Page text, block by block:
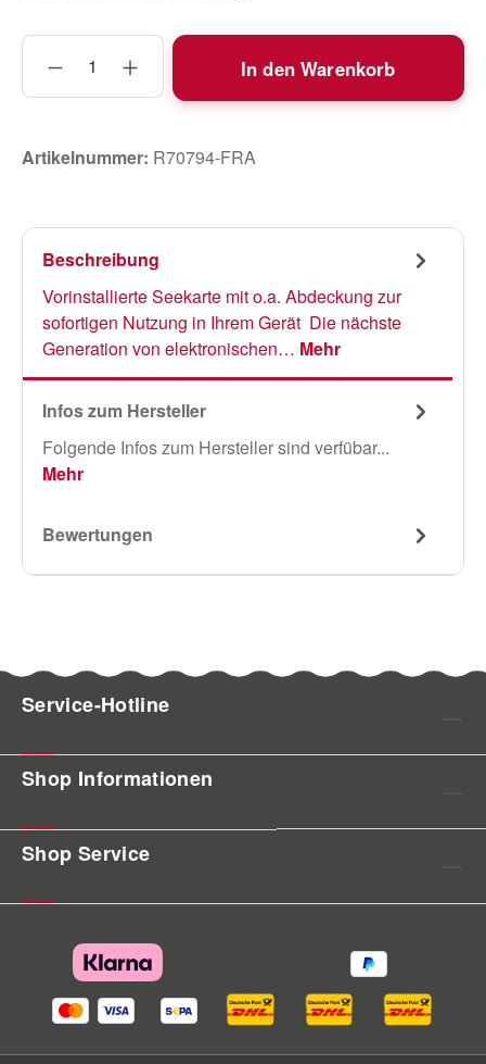
Produkt Anzahl: Gib den gewünschten
In den Warenkorb
Artikelnummer: R70794-FRA
Beschreibung
Vorinstallierte Seekarte mit o.a. Abdeckung zur
sofortigen Nutzung in Ihrem Gerät Die nächste
Generation von elektronischen… Mehr
Infos zum Hersteller
Folgende Infos zum Hersteller sind verfübar...
Mehr
Bewertungen
Service-Hotline
Shop Informationen
Shop Service